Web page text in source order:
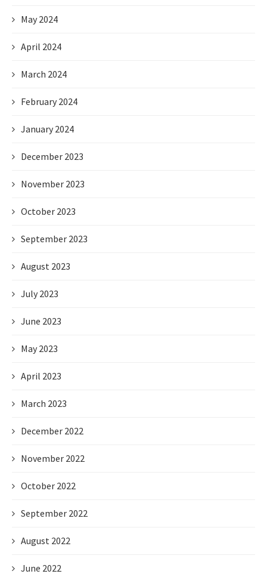
May 2024
April 2024
March 2024
February 2024
January 2024
December 2023
November 2023
October 2023
September 2023
August 2023
July 2023
June 2023
May 2023
April 2023
March 2023
December 2022
November 2022
October 2022
September 2022
August 2022
June 2022